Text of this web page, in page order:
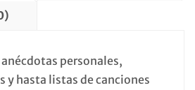
personales,
y hasta listas de canciones